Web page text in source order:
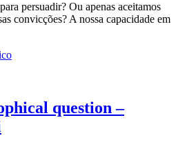
persuadir? Ou apenas aceitamos
convicções? A nossa capacidade em
question –